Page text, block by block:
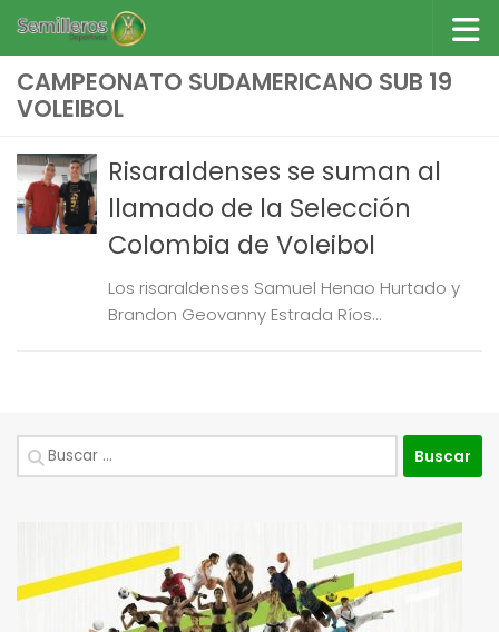
Saltar al contenido
CAMPEONATO SUDAMERICANO SUB 19
VOLEIBOL
Risaraldenses se suman al
llamado de la Selección
Colombia de Voleibol
Los risaraldenses Samuel Henao Hurtado y
Brandon Geovanny Estrada Ríos...
Buscar: